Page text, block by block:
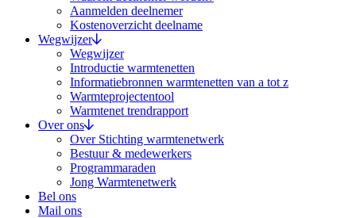
Aanmelden deelnemer
Kostenoverzicht deelname
Wegwijzer
Wegwijzer
Introductie warmtenetten
Informatiebronnen warmtenetten van a tot z
Warmteprojectentool
Warmtenet trendrapport
Over ons
Over Stichting warmtenetwerk
Bestuur & medewerkers
Programmaraden
Jong Warmtenetwerk
Bel ons
Mail ons